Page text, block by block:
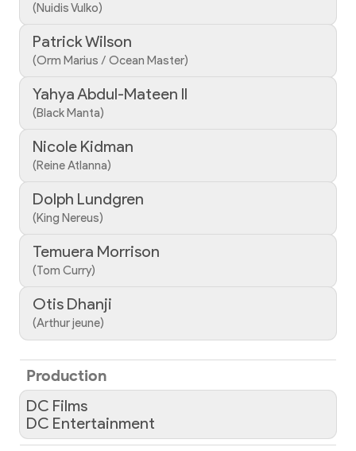
(Nuidis Vulko)
Patrick Wilson
(Orm Marius / Ocean Master)
Yahya Abdul-Mateen II
(Black Manta)
Nicole Kidman
(Reine Atlanna)
Dolph Lundgren
(King Nereus)
Temuera Morrison
(Tom Curry)
Otis Dhanji
(Arthur jeune)
Production
DC Films
DC Entertainment